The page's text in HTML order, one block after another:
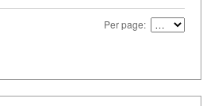
Per page: